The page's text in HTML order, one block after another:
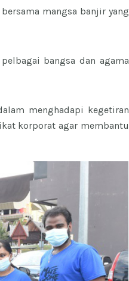
mangsa banjir yang
bangsa dan agama
menghadapi kegetiran
korporat agar membantu